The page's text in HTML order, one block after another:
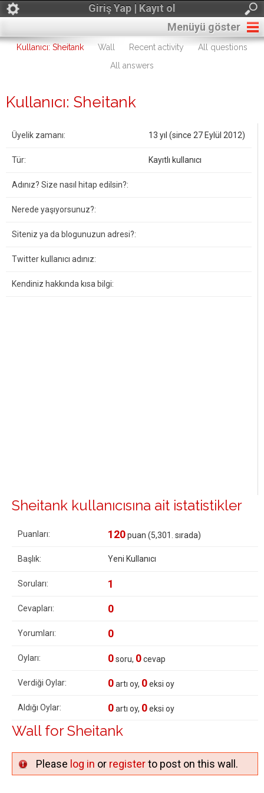
Giriş Yap | Kayıt ol
Menüyü göster
Kullanıcı: Sheitank Wall Recent activity
All questions
All answers
Kullanıcı: Sheitank
Üyelik zamanı: 13 yıl (since 27 Eylül 2012)
Tür: Kayıtlı kullanıcı
Adınız? Size nasıl hitap edilsin?:
Nerede yaşıyorsunuz?:
Siteniz ya da blogunuzun adresi?:
Twitter kullanıcı adınız:
Kendiniz hakkında kısa bilgi:
Sheitank kullanıcısına ait istatistikler
Puanları: 120puan (5,301 . sırada)
Başlık: Yeni Kullanıcı
Soruları: 1
Cevapları: 0
Yorumları: 0
Oyları: 0soru, 0cevap
Verdiği Oylar: 0artı oy, 0eksi oy
Aldığı Oylar: 0artı oy, 0eksi oy
Wall for Sheitank
Please log in or registerto post on this wall.